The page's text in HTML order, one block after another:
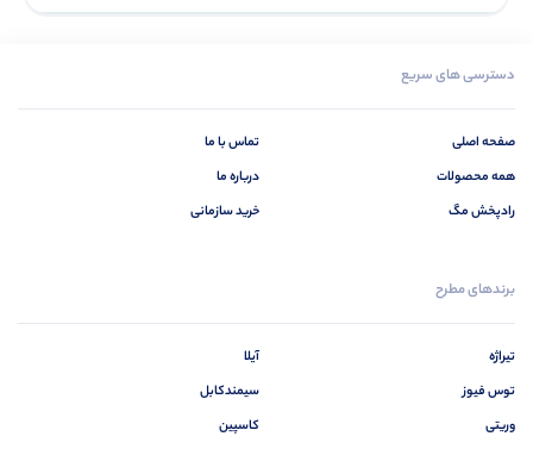
دسترسی های سریع
صفحه اصلی
همه محصولات
رادپخش مگ
تماس با ما
درباره ما
خرید سازمانی
برندهای مطرح
تیراژه
توس فیوز
وریتی
آیلا
سیمندکابل
کاسپین